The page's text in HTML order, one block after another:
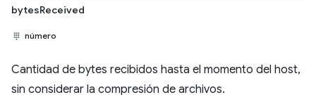
bytesReceived
número
Cantidad de bytes recibidos hasta el momento del host,
sin considerar la compresión de archivos.